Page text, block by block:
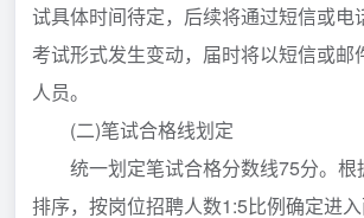
试具体时间待定，后续将通过短信或电
考试形式发生变动，届时将以短信或邮
人员。
(二)笔试合格线划定
统一划定笔试合格分数线75分。根
排序，按岗位招聘人数1:5比例确定进